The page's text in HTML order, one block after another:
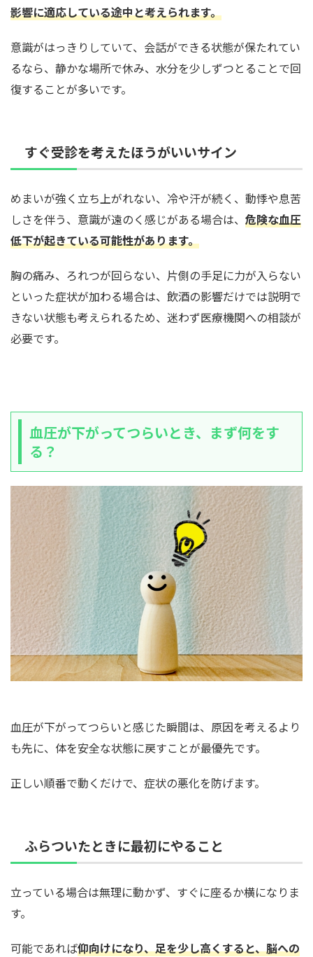
影響に適応している途中と考えられます。
意識がはっきりしていて、会話ができる状態が保たれてい
るなら、静かな場所で休み、水分を少しずつとることで回
復することが多いです。
すぐ受診を考えたほうがいいサイン
めまいが強く立ち上がれない、冷や汗が続く、動悸や息苦
しさを伴う、意識が遠のく感じがある場合は、 危険な血圧
低下が起きている可能性があります。
胸の痛み、ろれつが回らない、片側の手足に力が入らない
といった症状が加わる場合は、飲酒の影響だけでは説明で
きない状態も考えられるため、迷わず医療機関への相談が
必要です。
血圧が下がってつらいとき、まず何をす
る？
血圧が下がってつらいと感じた瞬間は、原因を考えるより
も先に、体を安全な状態に戻すことが最優先です。
正しい順番で動くだけで、症状の悪化を防げます。
ふらついたときに最初にやること
立っている場合は無理に動かず、すぐに座るか横になりま
す。
可能であれば仰向けになり、足を少し高くすると、脳への